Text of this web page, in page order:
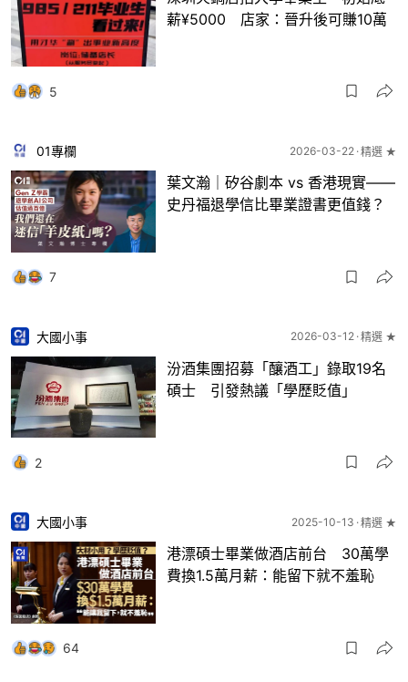
薪¥5000 店家：晉升後可賺10萬
5
01專欄 2026-03-22 精選 ★
葉文瀚｜矽谷劇本 vs 香港現實——
史丹福退學信比畢業證書更值錢？
7
大國小事 2026-03-12 精選 ★
汾酒集團招募「釀酒工」錄取19名
碩士 引發熱議「學歷貶值」
2
大國小事 2025-10-13 精選 ★
港漂碩士畢業做酒店前台 30萬學
費換1.5萬月薪：能留下就不羞恥
64